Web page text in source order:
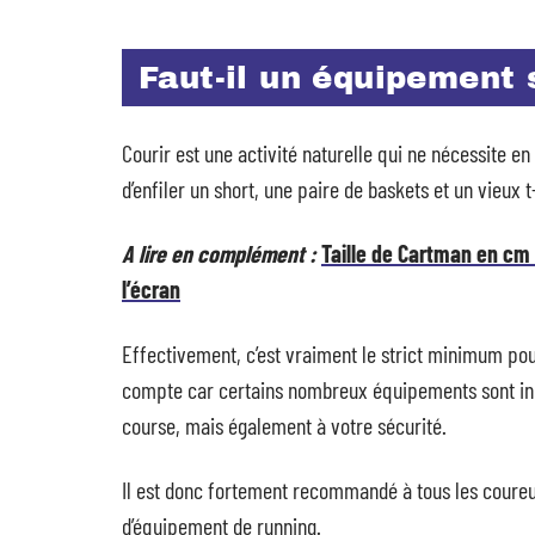
Faut-il un
Courir est une activité naturelle qui ne nécessite
d’enfiler un short, une paire de baskets et un
A lire en complément :Taille de Cartman en
l’écran
Effectivement, c’est vraiment le strict minimum
compte car certains nombreux équipements sont
course, mais également à votre sécurité.
Il est donc fortement recommandé à tous les
d’équipement de running.